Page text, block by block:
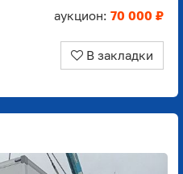
аукцион: 70 000 ₽
В закладки